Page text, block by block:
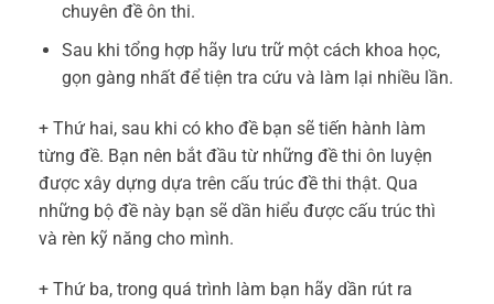
chuyên đề ôn thi.
Sau khi tổng hợp hãy lưu trữ một cách khoa học,
gọn gàng nhất để tiện tra cứu và làm lại nhiều lần.
+ Thứ hai, sau khi có kho đề bạn sẽ tiến hành làm
từng đề. Bạn nên bắt đầu từ những đề thi ôn luyện
được xây dựng dựa trên cấu trúc đề thi thật. Qua
những bộ đề này bạn sẽ dần hiểu được cấu trúc thì
và rèn kỹ năng cho mình.
+ Thứ ba, trong quá trình làm bạn hãy dần rút ra